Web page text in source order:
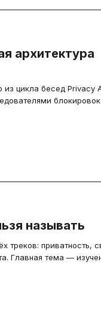
архитектура
цикла бесед Privacy
блокировок.
называть
треков: приватность,
Главная тема —